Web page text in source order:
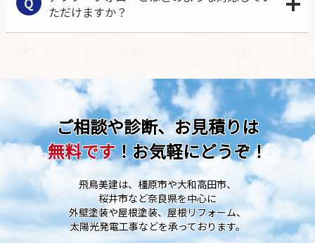
ただけますか？
ご相談や診断、お見積りは
無料です！お気軽にどうぞ！
飛鳥美建は、橿原市や大和高田市、
桜井市など奈良県を中心に
外壁塗装や屋根塗装、屋根リフォーム、
太陽光発電工事などを承っております。